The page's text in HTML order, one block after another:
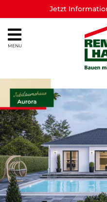
Jetzt
MENU